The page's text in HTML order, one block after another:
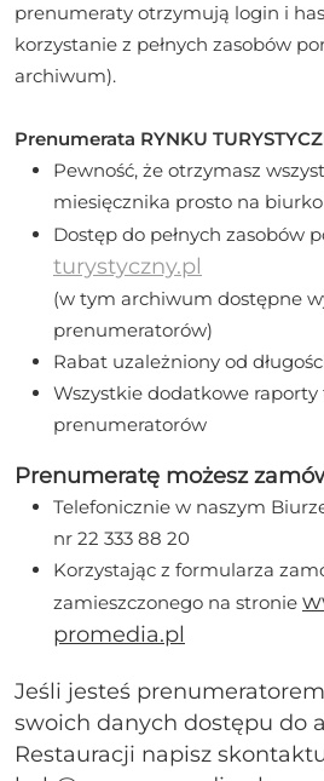
prenumeraty otrzymują login i
korzystanie z pełnych zasobów
archiwum).
Prenumerata RYNKU
Pewność, że otrzymasz
miesięcznika prosto na biurko
Dostęp do pełnych zasobów
turystyczny.pl
(w tym archiwum dostępne
prenumeratorów)
Rabat uzależniony od
Wszystkie dodatkowe raporty
prenumeratorów
Prenumeratę możesz
Telefonicznie w naszym
nr 22 333 88 20
Korzystając z formularza
zamieszczonego na stronie
promedia.pl
Jeśli jesteś
swoich danych dostępu do
Restauracji napisz